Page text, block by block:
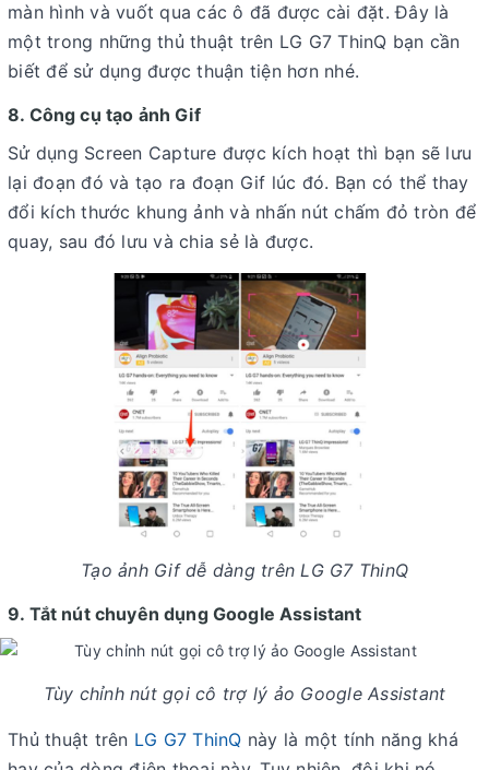
màn hình và vuốt qua các ô đã được cài đặt. Đây là
một trong những thủ thuật trên LG G7 ThinQ bạn cần
biết để sử dụng được thuận tiện hơn nhé.
8. Công cụ tạo ảnh Gif
Sử dụng Screen Capture được kích hoạt thì bạn sẽ lưu
lại đoạn đó và tạo ra đoạn Gif lúc đó. Bạn có thể thay
đổi kích thước khung ảnh và nhấn nút chấm đỏ tròn để
quay, sau đó lưu và chia sẻ là được.
Tạo ảnh Gif dễ dàng trên LG G7 ThinQ
9. Tắt nút chuyên dụng Google Assistant
Tùy chỉnh nút gọi cô trợ lý ảo Google Assistant
Thủ thuật trên LG G7 ThinQ này là một tính năng khá